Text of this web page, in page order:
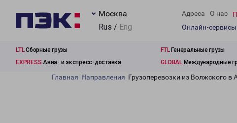
Москва
Rus / Eng
Адреса О нас
Онлайн-сервисы
LTLСборные грузы FTLГенеральные грузы
EXPRESS Авиа- и экспресс-доставка GLOBALМеждународные
Главная Направления Грузоперевозки из Волжского в